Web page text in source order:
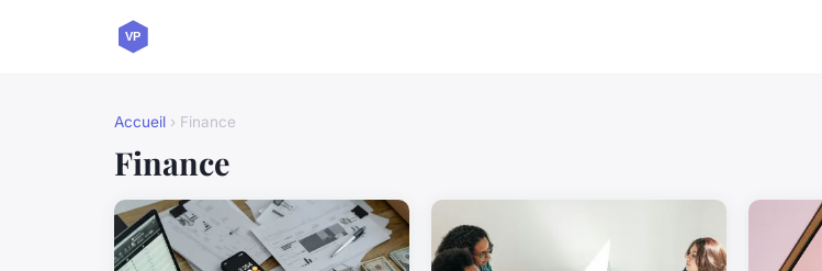
Accueil › Finance
Finance